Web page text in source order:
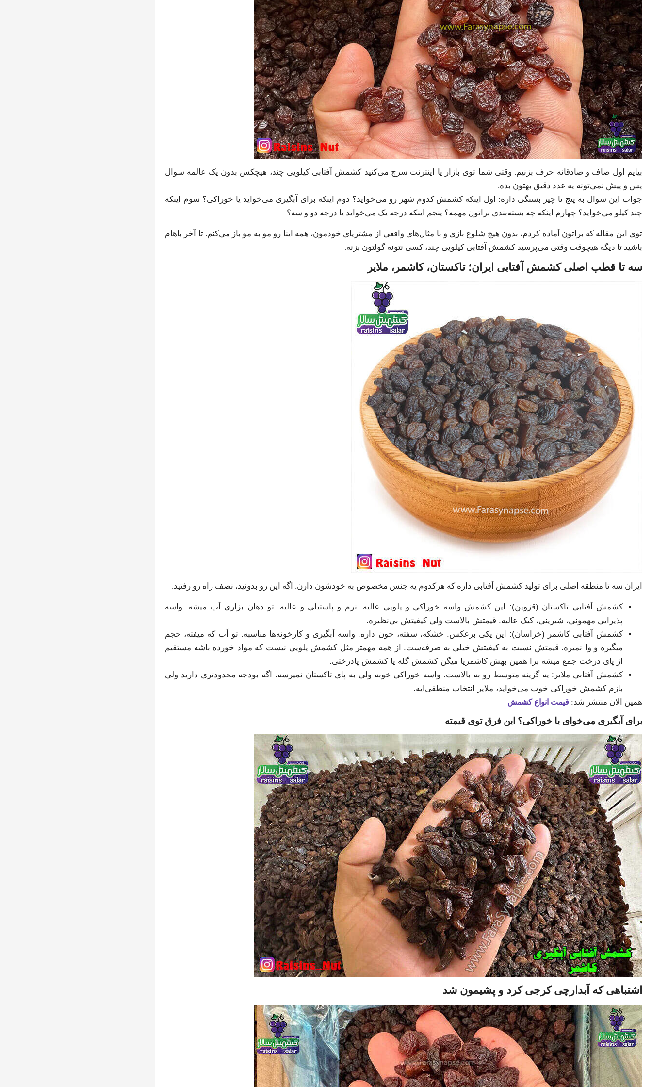
بیایم اول صاف و صادقانه حرف بزنیم. وقتی شما توی بازار یا اینترنت سرچ می‌کنید کشمش آفتابی کیلویی چند، هیچکس بدون یک عالمه سوال
پس و پیش نمی‌تونه یه عدد دقیق بهتون بده.
جواب این سوال به پنج تا چیز بستگی داره: اول اینکه کشمش کدوم شهر رو می‌خواید؟ دوم اینکه برای آبگیری می‌خواید یا خوراکی؟ سوم اینکه
چند کیلو می‌خواید؟ چهارم اینکه چه بسته‌بندی براتون مهمه؟ پنجم اینکه درجه یک می‌خواید یا درجه دو و سه؟
توی این مقاله که براتون آماده کردم، بدون هیچ شلوغ بازی و با مثال‌های واقعی از مشتریای خودمون، همه اینا رو مو به مو باز می‌کنم. تا آخر باهام
باشید تا دیگه هیچوقت وقتی می‌پرسید کشمش آفتابی کیلویی چند، کسی نتونه گولتون بزنه.
سه تا قطب اصلی کشمش آفتابی ایران؛ تاکستان، کاشمر، ملایر
ایران سه تا منطقه اصلی برای تولید کشمش آفتابی داره که هرکدوم یه جنس مخصوص به خودشون دارن. اگه این رو بدونید، نصف راه رو رفتید.
کشمش آفتابی تاکستان (قزوین): این کشمش واسه خوراکی و پلویی عالیه. نرم و پاستیلی و عالیه. تو دهان بزاری آب میشه. واسه
پذیرایی مهمونی، شیرینی، کیک عالیه. قیمتش بالاست ولی کیفیتش بی‌نظیره.
کشمش آفتابی کاشمر (خراسان): این یکی برعکس. خشکه، سفته، جون داره. واسه آبگیری و کارخونه‌ها مناسبه. تو آب که میفته، حجم
میگیره و وا نمیره. قیمتش نسبت به کیفیتش خیلی به صرفه‌ست. از همه مهمتر مثل کشمش پلویی نیست که مواد خورده باشه مستقیم
از پای درخت جمع میشه برا همین بهش کاشمریا میگن کشمش گله یا کشمش پادرختی.
کشمش آفتابی ملایر: یه گزینه متوسط رو به بالاست. واسه خوراکی خوبه ولی به پای تاکستان نمیرسه. اگه بودجه محدودتری دارید ولی
بازم کشمش خوراکی خوب می‌خواید، ملایر انتخاب منطقی‌ایه.
همین الان منتشر شد: قیمت انواع کشمش
برای آبگیری می‌خوای یا خوراکی؟ این فرق توی قیمته
اشتباهی که آبدارچی کرجی کرد و پشیمون شد